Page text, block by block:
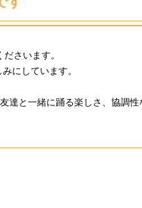
さいます。
にしています。
と一緒に踊る楽しさ、協調